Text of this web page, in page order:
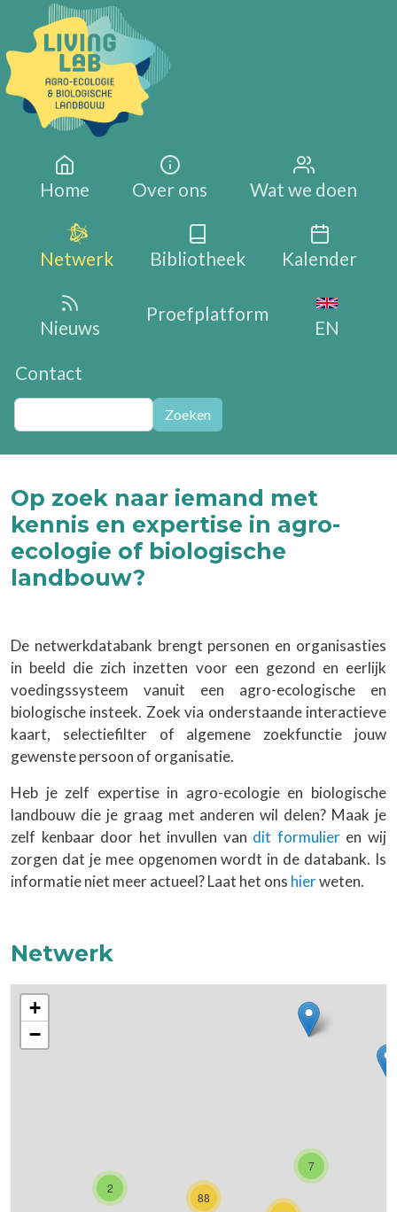
Overslaan en naar de inhoud gaan
Main navigation
Home Over ons Wat we doen
Netwerk Bibliotheek Kalender
Nieuws
Proefplatform
EN
Contact
Zoeken Zoeken
Op zoek naar iemand met
kennis en expertise in agro-
ecologie of biologische
landbouw?
De netwerkdatabank brengt personen en organisasties
in beeld die zich inzetten voor een gezond en eerlijk
voedingssysteem vanuit een agro-ecologische en
biologische insteek. Zoek via onderstaande interactieve
kaart, selectiefilter of algemene zoekfunctie jouw
gewenste persoon of organisatie.
Heb je zelf expertise in agro-ecologie en biologische
landbouw die je graag met anderen wil delen? Maak je
zelf kenbaar door het invullen van dit formulieren wij
zorgen dat je mee opgenomen wordt in de databank. Is
informatie niet meer actueel? Laat het ons hierweten.
Netwerk
2
7
88
+
−